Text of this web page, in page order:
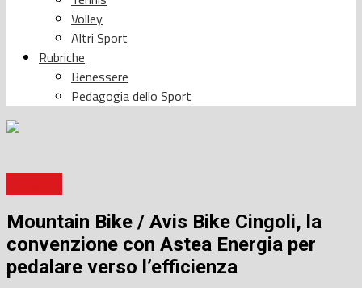
Volley
Altri Sport
Rubriche
Benessere
Pedagogia dello Sport
Mountain Bike / Avis Bike Cingoli, la
convenzione con Astea Energia per
pedalare verso l’efficienza